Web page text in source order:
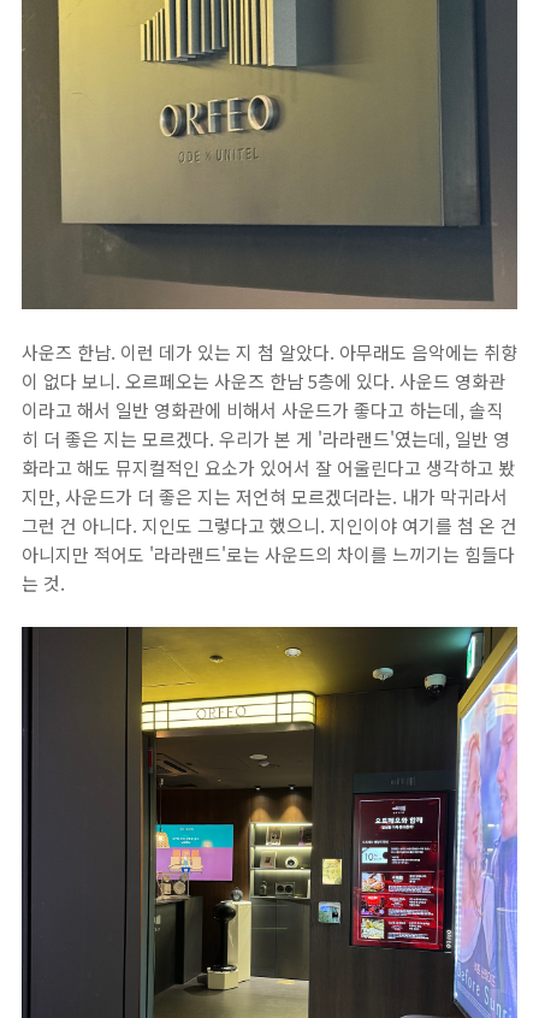
사운즈 한남. 이런 데가 있는 지 첨 알았다. 아무래도 음악에는 취향
이 없다 보니. 오르페오는 사운즈 한남 5층에 있다. 사운드 영화관
이라고 해서 일반 영화관에 비해서 사운드가 좋다고 하는데, 솔직
히 더 좋은 지는 모르겠다. 우리가 본 게 '라라랜드'였는데, 일반 영
화라고 해도 뮤지컬적인 요소가 있어서 잘 어울린다고 생각하고 봤
지만, 사운드가 더 좋은 지는 저언혀 모르겠더라는. 내가 막귀라서
그런 건 아니다. 지인도 그렇다고 했으니. 지인이야 여기를 첨 온 건
아니지만 적어도 '라라랜드'로는 사운드의 차이를 느끼기는 힘들다
는 것.